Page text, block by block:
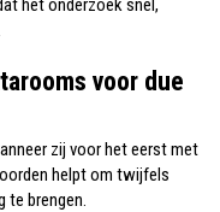
het onderzoek snel,
voor due
zij voor het eerst met
helpt om twijfels
te brengen.